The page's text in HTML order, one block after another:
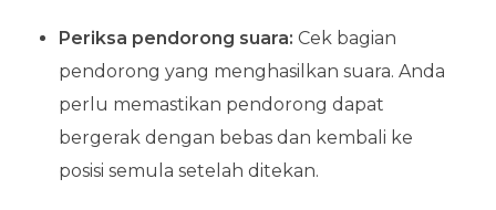
Periksa pendorong suara: Cek bagian
pendorong yang menghasilkan suara. Anda
perlu memastikan pendorong dapat
bergerak dengan bebas dan kembali ke
posisi semula setelah ditekan.